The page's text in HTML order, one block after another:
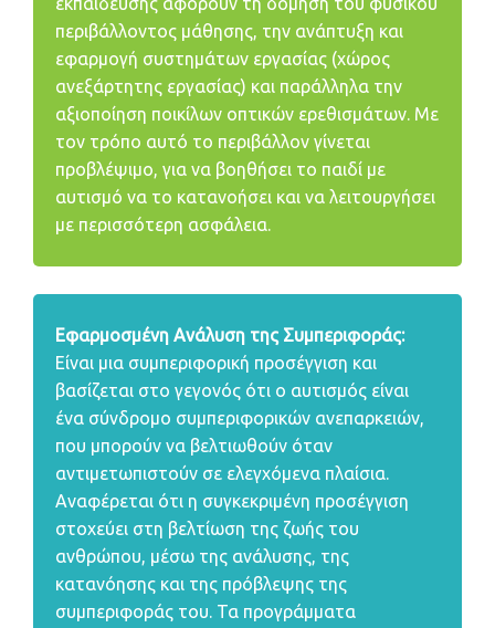
περιβάλλοντος μάθησης, την ανάπτυξη και
εφαρμογή συστημάτων εργασίας (χώρος
ανεξάρτητης εργασίας) και παράλληλα την
αξιοποίηση ποικίλων οπτικών ερεθισμάτων. Με
τον τρόπο αυτό το περιβάλλον γίνεται
προβλέψιμο, για να βοηθήσει το παιδί με
αυτισμό να το κατανοήσει και να λειτουργήσει
με περισσότερη ασφάλεια.
Εφαρμοσμένη Ανάλυση της Συμπεριφοράς:
Είναι μια συμπεριφορική προσέγγιση και
βασίζεται στο γεγονός ότι ο αυτισμός είναι
ένα σύνδρομο συμπεριφορικών ανεπαρκειών,
που μπορούν να βελτιωθούν όταν
αντιμετωπιστούν σε ελεγχόμενα πλαίσια.
Αναφέρεται ότι η συγκεκριμένη προσέγγιση
στοχεύει στη βελτίωση της ζωής του
ανθρώπου, μέσω της ανάλυσης, της
κατανόησης και της πρόβλεψης της
συμπεριφοράς του. Τα προγράμματα